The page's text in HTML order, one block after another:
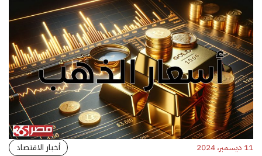
11 ديسمبر، 2024 أخبار الاقتصاد